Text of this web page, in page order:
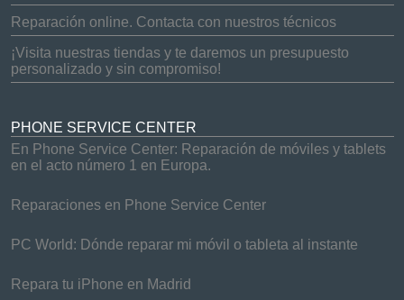
Reparación online. Contacta con nuestros técnicos
¡Visita nuestras tiendas y te daremos un presupuesto
personalizado y sin compromiso!
PHONE SERVICE CENTER
En Phone Service Center: Reparación de móviles y tablets
en el acto número 1 en Europa.
Reparaciones en Phone Service Center
PC World: Dónde reparar mi móvil o tableta al instante
Repara tu iPhone en Madrid